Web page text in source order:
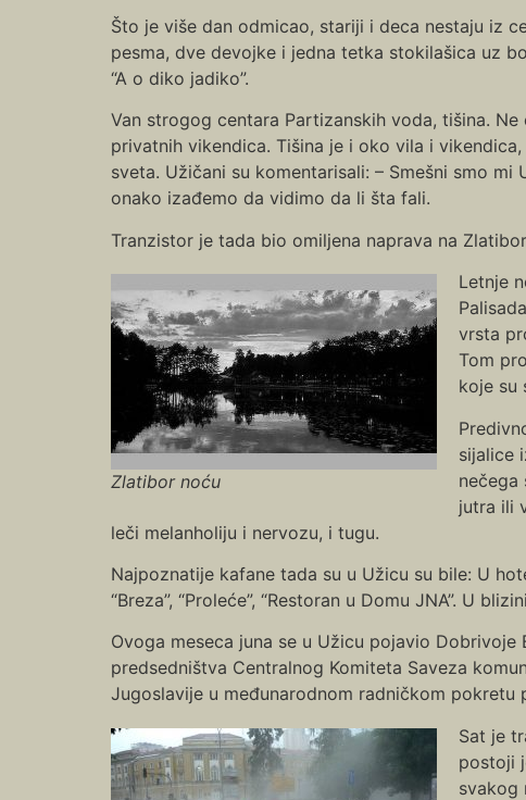
Što je više dan odmicao, stariji i deca nestaju iz
pesma, dve devojke i jedna tetka stokilašica uz
“A o diko jadiko”.
Van strogog centara Partizanskih voda, tišina.
privatnih vikendica. Tišina je i oko vila i
sveta. Užičani su komentarisali: – Smešni smo
onako izađemo da vidimo da li šta fali.
Tranzistor je tada bio omiljena naprava na
Zlatibor noću
Letnje
vrsta
Tom
koje su
sijalice
nečega
jutra ili
leči melanholiju i nervozu, i tugu.
Najpoznatije kafane tada su u Užicu su bile: U
“Breza”, “Proleće”, “Restoran u Domu JNA”. U
Ovoga meseca juna se u Užicu pojavio
predsedništva Centralnog Komiteta Saveza
Jugoslavije u međunarodnom radničkom pokretu
Sat je
postoji
svakog